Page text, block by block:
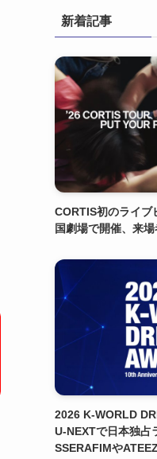
新着記事
CORTIS初のライブ
国劇場で開催、来
2026 K-WORLD
U-NEXTで日本独占
SSERAFIMや